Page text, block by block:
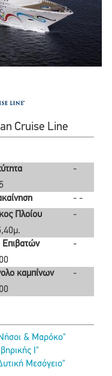
Cruise Line
-
- -
Πλοίου
-
-
καμπίνων
-
& Μαρόκο"
Ι"
Μεσόγειο"